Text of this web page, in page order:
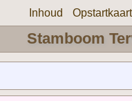
Inhoud Opstartkaart
Stamboom